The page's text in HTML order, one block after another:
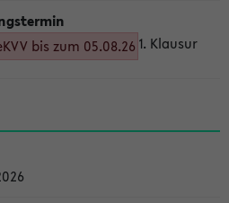
bis zum 05.08.26 1. Klausur